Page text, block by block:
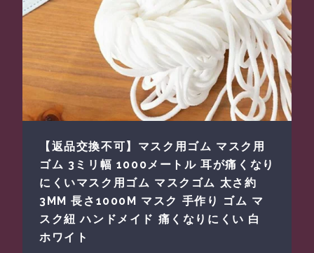
【返品交換不可】マスク用ゴム マスク用
ゴム 3ミリ幅 1000メートル 耳が痛くなり
にくいマスク用ゴム マスクゴム 太さ約
3MM 長さ1000M マスク 手作り ゴム マ
スク紐 ハンドメイド 痛くなりにくい 白
ホワイト